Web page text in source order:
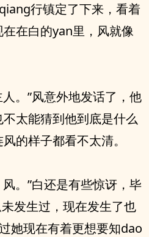
行镇定了下来，看着
在白的yan里，风就像
。”风意外地发话了，他
太能猜到他到底是什么
的样子都看不太清。
。”白还是有些惊讶，毕
发生过，现在发生了也
她现在有着更想要知dao